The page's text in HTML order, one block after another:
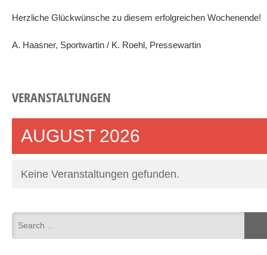
Herzliche Glückwünsche zu diesem erfolgreichen Wochenende!
A. Haasner, Sportwartin / K. Roehl, Pressewartin
VERANSTALTUNGEN
AUGUST 2026
Keine Veranstaltungen gefunden.